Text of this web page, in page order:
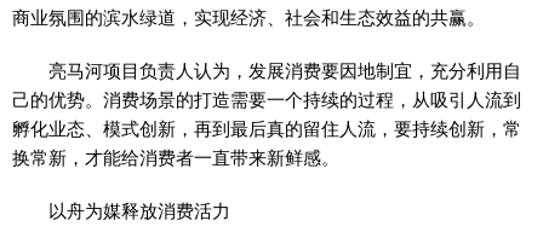
商业氛围的滨水绿道，实现经济、社会和生态效益的共赢。
亮马河项目负责人认为，发展消费要因地制宜，充分利用自
己的优势。消费场景的打造需要一个持续的过程，从吸引人流到
孵化业态、模式创新，再到最后真的留住人流，要持续创新，常
换常新，才能给消费者一直带来新鲜感。
以舟为媒释放消费活力